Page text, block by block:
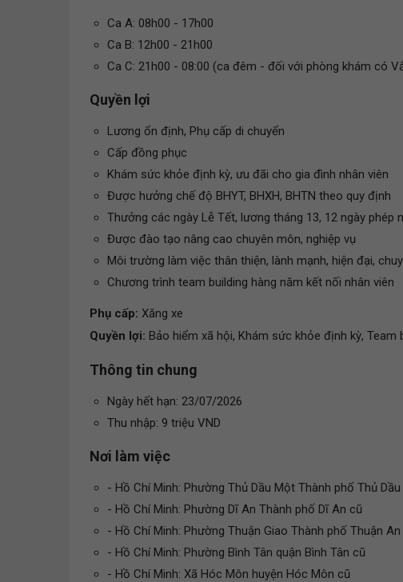
Ca A: 08h00 - 17h00
Ca B: 12h00 - 21h00
Ca C: 21h00 - 08:00 (ca đêm - đối với phòng khám có
Quyền lợi
Lương ổn định, Phụ cấp di chuyển
Cấp đồng phục
Khám sức khỏe định kỳ, ưu đãi cho gia đình nhân viên
Được hưởng chế độ BHYT, BHXH, BHTN theo quy định
Thưởng các ngày Lễ Tết, lương tháng 13, 12 ngày phép
Được đào tạo nâng cao chuyên môn, nghiệp vụ
Môi trường làm việc thân thiện, lành mạnh, hiện đại,
Chương trình team building hàng năm kết nối nhân viên
Phụ cấp: Xăng xe
Quyền lợi: Bảo hiểm xã hội, Khám sức khỏe định kỳ, Team
Thông tin chung
Ngày hết hạn: 23/07/2026
Thu nhập: 9 triệu VND
Nơi làm việc
- Hồ Chí Minh: Phường Thủ Dầu Một Thành phố Thủ
- Hồ Chí Minh: Phường Dĩ An Thành phố Dĩ An cũ
- Hồ Chí Minh: Phường Thuận Giao Thành phố Thuận An
- Hồ Chí Minh: Phường Bình Tân quận Bình Tân cũ
- Hồ Chí Minh: Xã Hóc Môn huyện Hóc Môn cũ